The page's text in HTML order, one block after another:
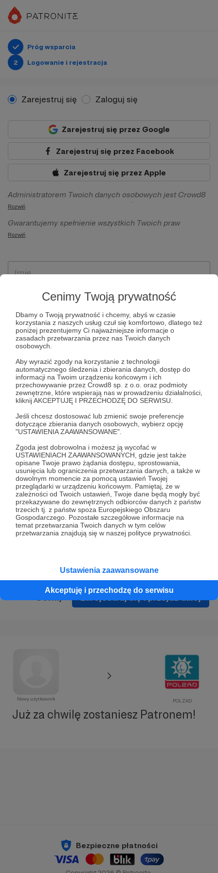
Cenimy Twoją prywatność
Dbamy o Twoją prywatność i chcemy, abyś w czasie
korzystania z naszych usług czuł się komfortowo, dlatego też
poniżej prezentujemy Ci najważniejsze informacje o
zasadach przetwarzania przez nas Twoich danych
osobowych.
Aby wyrazić zgody na korzystanie z technologii
automatycznego śledzenia i zbierania danych, dostęp do
informacji na Twoim urządzeniu końcowym i ich
przechowywanie przez Crowd8 sp. z o.o. oraz podmioty
zewnętrzne, które wspierają nas w prowadzeniu działalności,
kliknij AKCEPTUJĘ I PRZECHODZĘ DO SERWISU.
Jeśli chcesz dostosować lub zmienić swoje preferencje
dotyczące zbierania danych osobowych, wybierz opcję
"USTAWIENIA ZAAWANSOWANE".
Zgoda jest dobrowolna i możesz ją wycofać w
USTAWIENIACH ZAAWANSOWANYCH, gdzie jest także
opisane Twoje prawo żądania dostępu, sprostowania,
usunięcia lub ograniczenia przetwarzania danych, a także w
dowolnym momencie za pomocą ustawień Twojej
przeglądarki w urządzeniu końcowym. Pamiętaj, że w
zależności od Twoich ustawień, Twoje dane będą mogły być
przekazywane do zewnętrznych odbiorców danych z państw
trzecich tj. z państw spoza Europejskiego Obszaru
Gospodarczego. Pozostałe szczegółowe informacje na
temat przetwarzania Twoich danych w tym celów
przetwarzania znajdują się w naszej polityce prywatności.
Ustawienia zaawansowane
Akceptuję i przechodzę do serwisu
Próg wsparcia
2
Logowanie i rejestracja
Zarejestruj się Zaloguj się
Zarejestruj się przez Google
Zarejestruj się przez Facebook
Zarejestruj się przez Apple
Administratorem Twoich danych osobowych jest Crowd8
sp. z o.o. z siedziba w Warszawie, ul. Żwirki i Wigury 16, 02-
092 Warszawa. Twoje dane osobowe będą przetwarzane w
szczególności w celu wykonania umowy zawartej z Tobą, w
Patronite.pl, w tym możliwości dokonywania oraz
otrzymywania wsparcia na naszej platformie oraz
Rozwiń
Gwarantujemy spełnienie wszystkich Twoich praw
wynikających z ogólnego rozporządzenia o ochronie
ich przenoszenia, niepodlegania zautomatyzowanemu
wyrażenia sprzeciwu wobec przetwarzania Twoich danych
osobowych. Rejestracja dla osób niepełnoletnich możliwa
jest po przekazaniu podpisanego formularza "Zgodna na
założenie konta przez osobę niepełnoletnią", formularz
dostępny jest na stronie regulaminu Patronite.pl.
Rozwiń
* Zapoznałem się i akceptujęRegulaminserwisu oraz
* Wyrażam zgodę na przetwarzanie moich danych
osobowych podanych w formularzu rejestracyjnym w celu
prawidłowego świadczenia usług serwisu Patronite.
Wyrażam zgodę na otrzymywanie drogą elektroniczną
informacji handlowych - newslettera. Opcja ta może zostać
zmieniona w ustawieniach konta.
Zarejestruj się i przejdź dalej
Nowy użytkownik POLZAD
Już za chwilę zostaniesz Patronem!
Bezpieczne płatności